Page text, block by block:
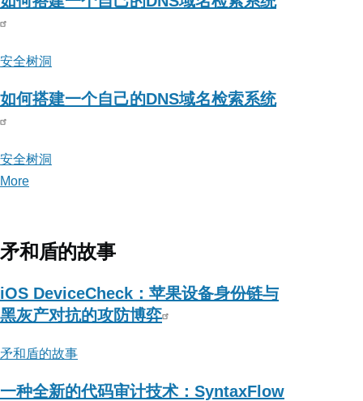
安全树洞
如何搭建一个自己的DNS域名检索系统
安全树洞
More
全
洞
矛和盾的故事
iOS DeviceCheck：苹果设备身份链与
黑灰产对抗的攻防博弈
矛和盾的故事
一种全新的代码审计技术：SyntaxFlow